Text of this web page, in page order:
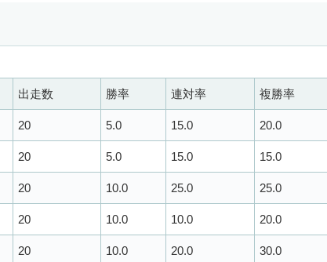
出走数 勝率 連対率 複勝率
20 5.0 15.0 20.0
20 5.0 15.0 15.0
20 10.0 25.0 25.0
20 10.0 10.0 20.0
20 10.0 20.0 30.0